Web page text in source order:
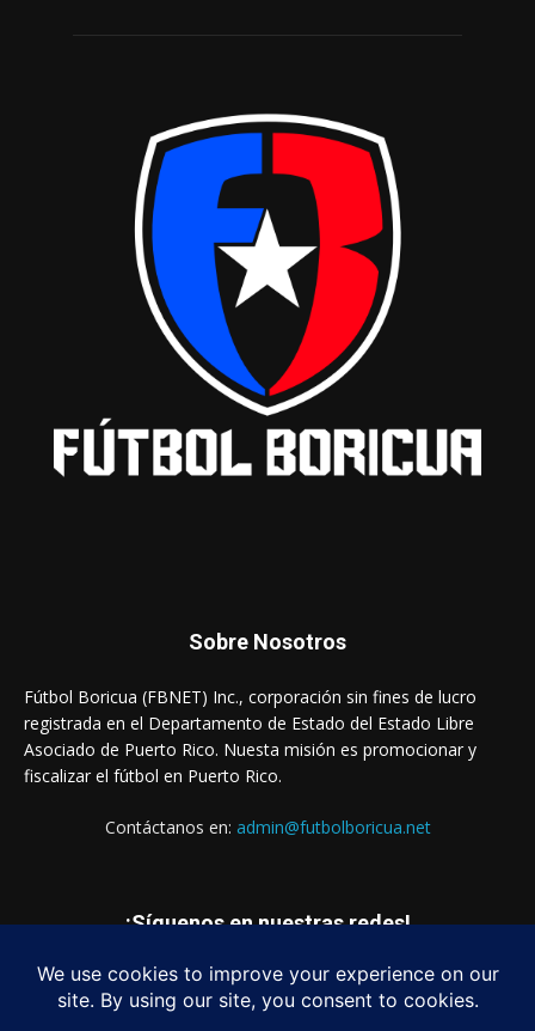
Sobre Nosotros
Fútbol Boricua (FBNET) Inc., corporación sin fines de lucro
registrada en el Departamento de Estado del Estado Libre
Asociado de Puerto Rico. Nuesta misión es promocionar y
fiscalizar el fútbol en Puerto Rico.
Contáctanos en: admin@futbolboricua.net
¡Síguenos en nuestras redes!